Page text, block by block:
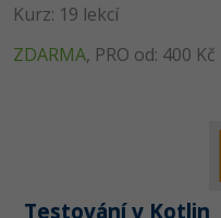
Kurz: 19 lekcí
ZDARMA, PRO od: 400 Kč
Testování v Kotlin